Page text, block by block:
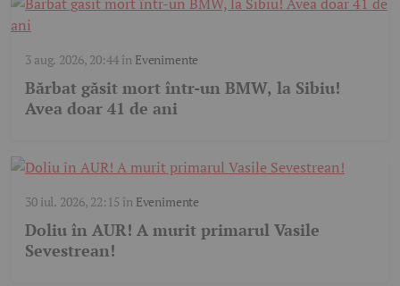
3 aug. 2026, 20:44în Evenimente
Bărbat găsit mort într-un BMW, la Sibiu!
Avea doar 41 de ani
30 iul. 2026, 22:15 în Evenimente
Doliu în AUR! A murit primarul Vasile
Sevestrean!